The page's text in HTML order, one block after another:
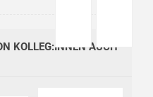
KOLLEG:INNEN AUCH